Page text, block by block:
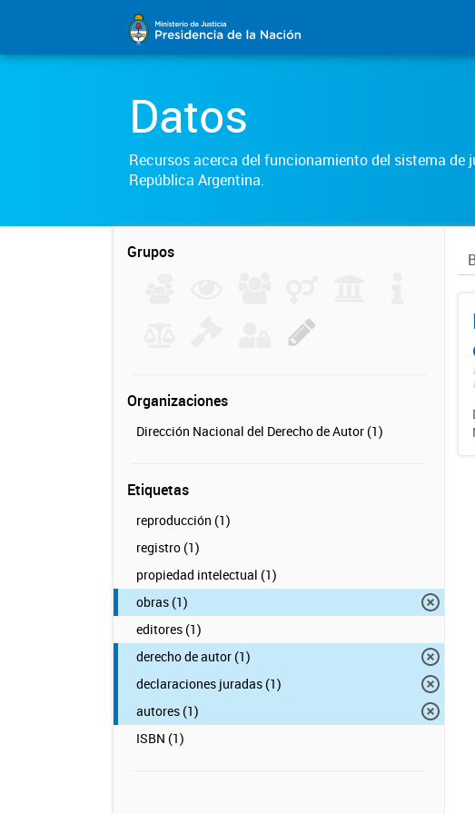
Datos
Recursos acerca del funcionamiento del sistema de
República Argentina.
Grupos
Organizaciones
Dirección Nacional del Derecho de Autor (1)
Etiquetas
reproducción (1)
registro (1)
propiedad intelectual (1)
obras (1)
editores (1)
derecho de autor (1)
declaraciones juradas (1)
autores (1)
ISBN (1)